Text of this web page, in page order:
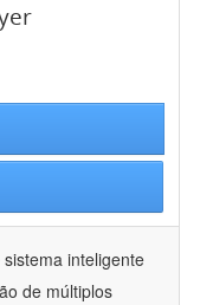
inteligente
de múltiplos